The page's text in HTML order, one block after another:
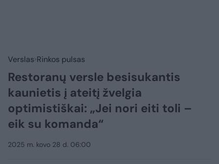
Verslas Rinkos pulsas
Restoranų versle besisukantis
kaunietis į ateitį žvelgia
optimistiškai: „Jei nori eiti toli –
eik su komanda“
2025 m. kovo 28 d. 06:00